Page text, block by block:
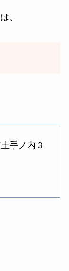
、
手ノ内３